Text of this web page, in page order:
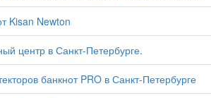
Kisan Newton
центр в Санкт-Петербурге.
банкнот PRO в Санкт-Петербурге